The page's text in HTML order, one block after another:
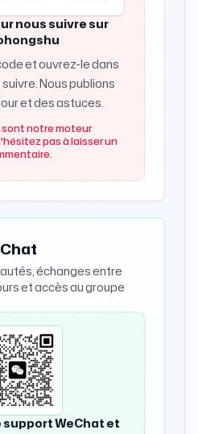
nous suivre sur
et ouvrez-le dans
Nous publions
et des astuces.
sont notre moteur
pas à laisser un
échanges entre
et accès au groupe
WeChat et